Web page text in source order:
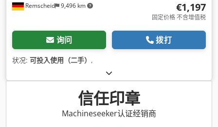
Remscheid 9,496 km €1,197
固定价格 不含增值税
询问 拨打
状况: 可投入使用（二手） ,
信任印章
Machineseeker认证经销商